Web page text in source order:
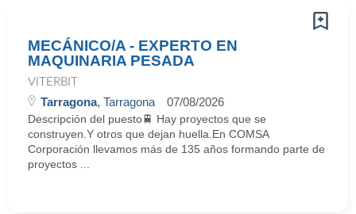
MECÁNICO/A - EXPERTO EN
MAQUINARIA PESADA
VITERBIT
Tarragona, Tarragona 07/08/2026
Descripción del puesto🚆 Hay proyectos que se
construyen.Y otros que dejan huella.En COMSA
Corporación llevamos más de 135 años formando parte de
proyectos ...